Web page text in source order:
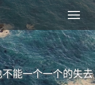
能一个一个的失去